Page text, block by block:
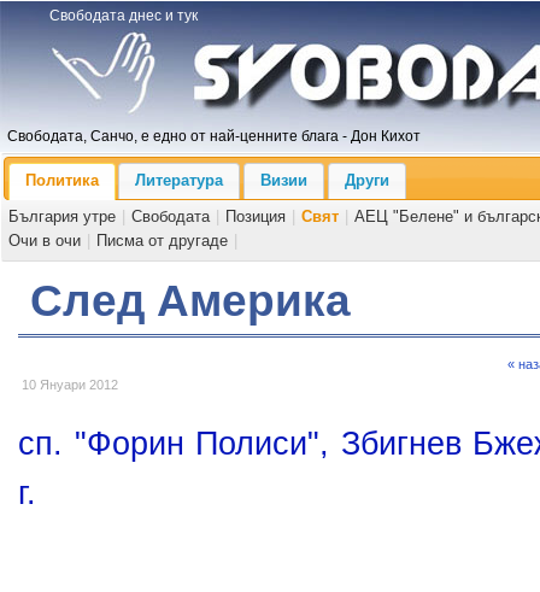
Свободата днес и тук
Свободата, Санчо, е едно от най-ценните блага - Дон Кихот
Политика Литература Визии
Други
България утре
Свободата Позиция Свят
АЕЦ "Белене" и
Очи в очи
Писма от другаде
След Америка
10 Януари 2012
«
сп. "Форин Полиси", Збигнев
г.